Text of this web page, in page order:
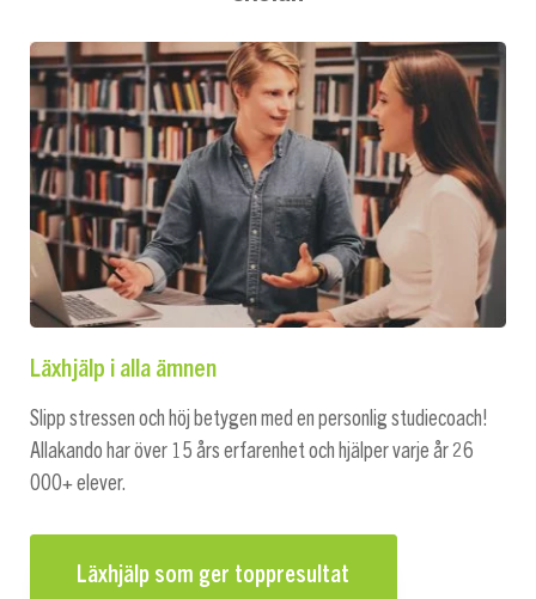
Läxhjälp i alla ämnen
Slipp stressen och höj betygen med en personlig studiecoach!
Allakando har över 15 års erfarenhet och hjälper varje år 26
000+ elever.
Läxhjälp som ger toppresultat